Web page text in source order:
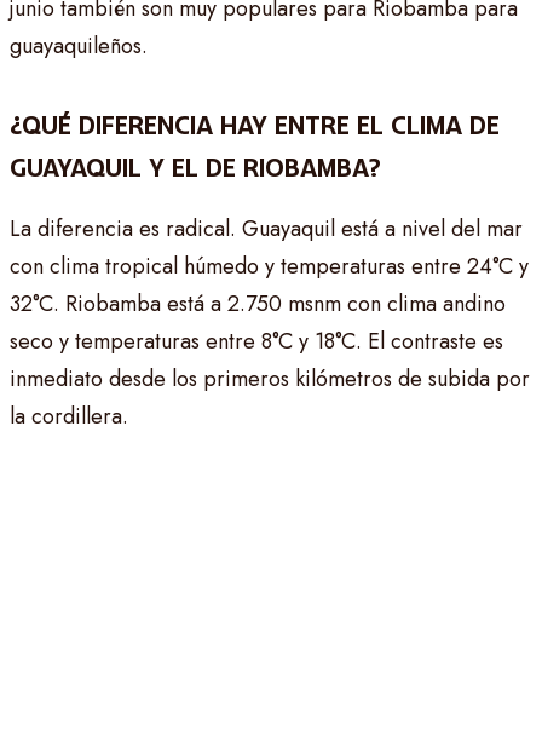
junio también son muy populares para Riobamba para
guayaquileños.
¿QUÉ DIFERENCIA HAY ENTRE EL CLIMA DE
GUAYAQUIL Y EL DE RIOBAMBA?
La diferencia es radical. Guayaquil está a nivel del mar
con clima tropical húmedo y temperaturas entre 24°C y
32°C. Riobamba está a 2.750 msnm con clima andino
seco y temperaturas entre 8°C y 18°C. El contraste es
inmediato desde los primeros kilómetros de subida por
la cordillera.